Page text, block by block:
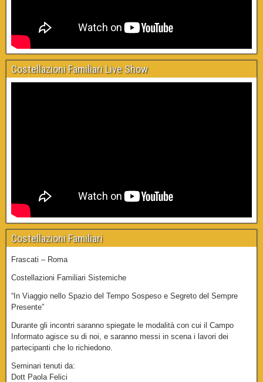
Costellazioni Familiari Live Show
Costellazioni Familiari
Frascati – Roma
Costellazioni Familiari Sistemiche
“In Viaggio nello Spazio del Tempo Sospeso e Segreto del Sempre
Presente”
Durante gli incontri saranno spiegate le modalità con cui il Campo
Informato agisce su di noi, e saranno messi in scena i lavori dei
partecipanti che lo richiedono.
Seminari tenuti da:
Dott Paola Felici